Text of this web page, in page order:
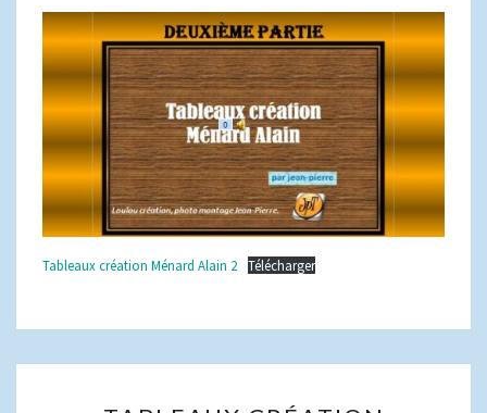
Tableaux création Ménard Alain 2 Télécharger